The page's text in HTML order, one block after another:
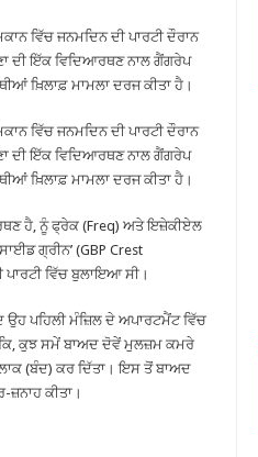
ਵਿੱਚ ਜਨਮਦਿਨ ਦੀ ਪਾਰਟੀ ਦੌਰਾਨ
ਦੀ ਇੱਕ ਵਿਦਿਆਰਥਣ ਨਾਲ ਗੈਂਗਰੇਪ
ਖ਼ਿਲਾਫ਼ ਮਾਮਲਾ ਦਰਜ ਕੀਤਾ ਹੈ।
ਵਿੱਚ ਜਨਮਦਿਨ ਦੀ ਪਾਰਟੀ ਦੌਰਾਨ
ਦੀ ਇੱਕ ਵਿਦਿਆਰਥਣ ਨਾਲ ਗੈਂਗਰੇਪ
ਖ਼ਿਲਾਫ਼ ਮਾਮਲਾ ਦਰਜ ਕੀਤਾ ਹੈ।
ਹੈ, ਨੂੰ ਫ੍ਰੇਕ (Freq) ਅਤੇ ਇਜ਼ੇਕੀਏਲ
ਗ੍ਰੀਨ’ (GBP Crest
ਪਾਰਟੀ ਵਿੱਚ ਬੁਲਾਇਆ ਸੀ।
ਉਹ ਪਹਿਲੀ ਮੰਜ਼ਿਲ ਦੇ ਅਪਾਰਟਮੈਂਟ ਵਿੱਚ
ਕੁਝ ਸਮੇਂ ਬਾਅਦ ਦੋਵੇਂ ਮੁਲਜ਼ਮ ਕਮਰੇ
(ਬੰਦ) ਕਰ ਦਿੱਤਾ। ਇਸ ਤੋਂ ਬਾਅਦ
ਜ਼ਨਾਹ ਕੀਤਾ।